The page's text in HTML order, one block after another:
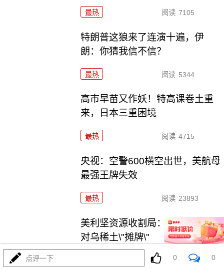
最热 阅读 7105
特朗普这狼来了连演十遍，伊
朗：你猜我信不信？
最热 阅读 5344
高市早苗又作妖！特高课卷土重
来，日本三重困境
最热 阅读 4715
央视：空警600横空出世，美航母
最强王牌失效
最热 阅读 23893
美利坚资源收割局：特朗普为何
对乌稀土\"摊牌\"
阅读 10776
点评一下 0 0